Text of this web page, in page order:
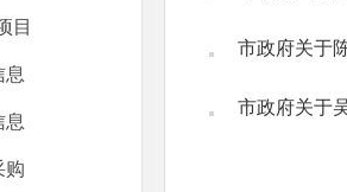
目
息
息
购
市政府关于
市政府关于